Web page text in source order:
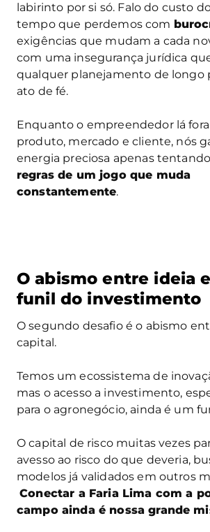
labirinto por si só. Falo do custo
tempo que perdemos com
exigências que mudam a cada
com uma insegurança jurídica
qualquer planejamento de longo
ato de fé.
Enquanto o empreendedor lá fora
produto, mercado e cliente, nós
energia preciosa apenas
regras de um jogo que muda
constantemente.
O abismo entre ideia
funil do investimento
O segundo desafio é o abismo
capital.
Temos um ecossistema de
mas o acesso a investimento,
para o agronegócio, ainda é um
O capital de risco muitas vezes
avesso ao risco do que deveria,
modelos já validados em outros
Conectar a Faria Lima com a
campo ainda é nossa grande